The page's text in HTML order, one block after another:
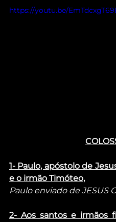
https://youtu.be/
1- Paulo, apóstolo de
e o irmão Timóteo,
Paulo enviado de JESUS
2- Aos santos e irmãos